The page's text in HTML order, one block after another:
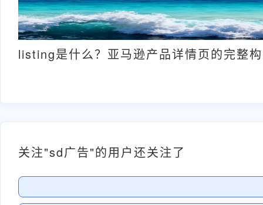
listing是什么？亚马逊产品详情页的完整
关注"sd广告"的用户还关注了